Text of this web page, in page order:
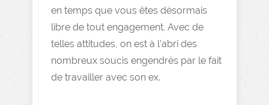
en temps que vous êtes désormais
libre de tout engagement. Avec de
telles attitudes, on est à l’abri des
nombreux soucis engendrés par le fait
de travailler avec son ex.